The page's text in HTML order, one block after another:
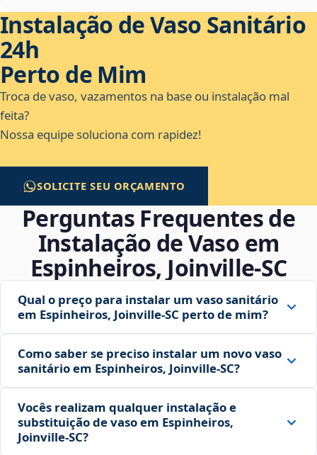
Instalação de Vaso Sanitário
24h
Perto de Mim
Troca de vaso, vazamentos na base ou instalação mal
feita?
Nossa equipe soluciona com rapidez!
SOLICITE SEU ORÇAMENTO
Perguntas Frequentes de
Instalação de Vaso em
Espinheiros, Joinville‑SC
Qual o preço para instalar um vaso sanitário
em Espinheiros, Joinville‑SC perto de mim?
Como saber se preciso instalar um novo vaso
sanitário em Espinheiros, Joinville‑SC?
Vocês realizam qualquer instalação e
substituição de vaso em Espinheiros,
Joinville‑SC?